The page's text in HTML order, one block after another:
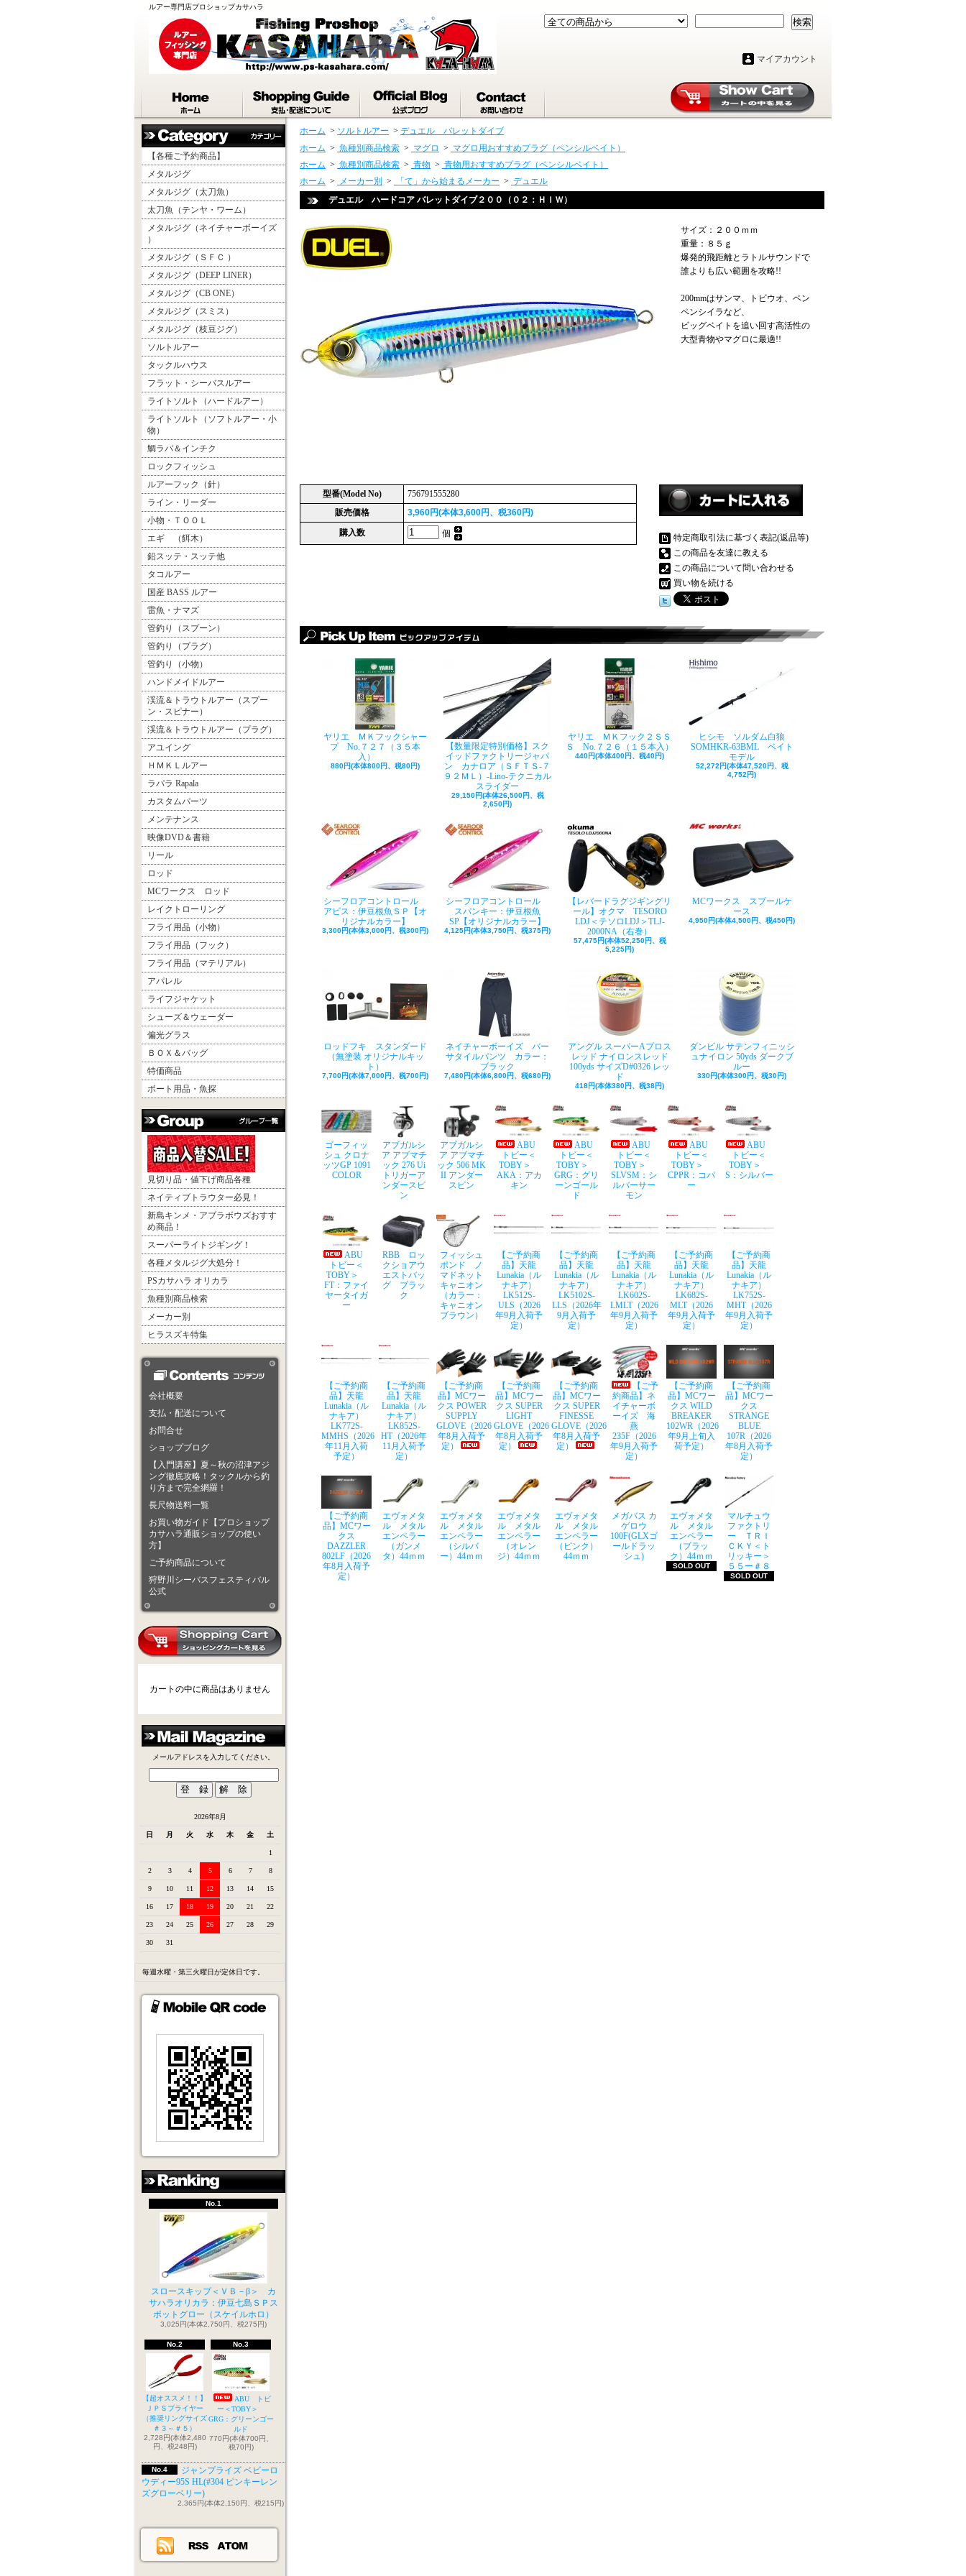
ルアー専門店プロショップカサハラ
検索
マイアカウント
【各種ご予約商品】
メタルジグ
メタルジグ（太刀魚）
太刀魚（テンヤ・ワーム）
メタルジグ（ネイチャーボーイズ
）
メタルジグ（ＳＦＣ ）
メタルジグ（DEEP LINER）
メタルジグ（CB ONE）
メタルジグ（スミス）
メタルジグ（枝豆ジグ）
ソルトルアー
タックルハウス
フラット・シーバスルアー
ライトソルト（ハードルアー）
ライトソルト（ソフトルアー・小
物）
鯛ラバ＆インチク
ロックフィッシュ
ルアーフック（針）
ライン・リーダー
小物・ＴＯＯＬ
エギ （餌木）
鉛スッテ・スッテ他
タコルアー
国産 BASS ルアー
雷魚・ナマズ
管釣り（スプーン）
管釣り（プラグ）
管釣り（小物）
ハンドメイドルアー
渓流＆トラウトルアー（スプー
ン・スピナー）
渓流＆トラウトルアー（プラグ）
アユイング
ＨＭＫＬルアー
ラパラ Rapala
カスタムパーツ
メンテナンス
映像DVD＆書籍
リール
ロッド
MCワークス ロッド
レイクトローリング
フライ用品（小物）
フライ用品（フック）
フライ用品（マテリアル）
アパレル
ライフジャケット
シューズ＆ウェーダー
偏光グラス
ＢＯＸ＆バッグ
特価商品
ボート用品・魚探
見切り品・値下げ商品各種
ネイティブトラウター必見！
新島キンメ・アブラボウズおすす
め商品！
スーパーライトジギング！
各種メタルジグ大処分！
PSカサハラ オリカラ
魚種別商品検索
メーカー別
ヒラスズキ特集
会社概要
支払・配送について
お問合せ
ショップブログ
【入門講座】夏～秋の沼津アジ
ング徹底攻略！タックルから釣
り方まで完全網羅！
長尺物送料一覧
お買い物ガイド【プロショップ
カサハラ通販ショップの使い
方】
ご予約商品について
狩野川シーバスフェスティバル
公式
カートの中に商品はありません
メールアドレスを入力してください。
2026年8月
日 月 火 水 木 金 土
1
2 3 4 5 6 7 8
9 10 11 12 13 14 15
16 17 18 19 20 21 22
23 24 25 26 27 28 29
30 31
毎週水曜・第三火曜日が定休日です。
No.1
スロースキップ＜ＶＢ－β＞ カ
サハラオリカラ：伊豆七島ＳＰス
ポットグロー（スケイルホロ）
3,025円(本体2,750円、税275円)
No.2
【超オススメ！！】
ＪＰＳプライヤー
（推奨リングサイズ
＃３～＃５）
2,728円(本体2,480
円、税248円)
No.3
ABU トビ
ー＜TOBY＞
GRG：グリーンゴー
ルド
770円(本体700円、
税70円)
No.4
ジャンプライズ ベビーロ
ウディー95S HL(#304 ピンキーレン
ズグローベリー)
2,365円(本体2,150円、税215円)
ホーム > ソルトルアー > デュエル バレットダイブ
ホーム > 魚種別商品検索 > マグロ > マグロ用おすすめプラグ（ペンシルベイト）
ホーム > 魚種別商品検索 > 青物 > 青物用おすすめプラグ（ペンシルベイト）
ホーム > メーカー別 > 「て」から始まるメーカー > デュエル
デュエル ハードコア バレットダイブ２００（０２：ＨＩＷ）
サイズ：２００ｍｍ
重量：８５ｇ
爆発的飛距離とラトルサウンドで
誰よりも広い範囲を攻略!!
200mmはサンマ、トビウオ、ペン
ペンシイラなど、
ビッグベイトを追い回す高活性の
大型青物やマグロに最適!!
型番(Model No)
756791555280
販売価格
3,960円(本体3,600円、税360円)
購入数
個
特定商取引法に基づく表記(返品等)
この商品を友達に教える
この商品について問い合わせる
買い物を続ける
ヤリエ ＭＫフックシャー
プ No.７２７（３５本
入）
880円(本体800円、税80円)
【数量限定特別価格】スク
イッドファクトリージャパ
ン カナロア（ＳＦＴＳ-７
９２ＭＬ）-Lino-テクニカル
スライダー
29,150円(本体26,500円、税
2,650円)
ヤリエ ＭＫフック２ＳＳ
Ｓ No.７２６（１５本入）
440円(本体400円、税40円)
ヒシモ ソルダム白狼
SOMHKR-63BML ベイト
モデル
52,272円(本体47,520円、税
4,752円)
シーフロアコントロール
アビス：伊豆根魚ＳＰ【オ
リジナルカラー】
3,300円(本体3,000円、税300円)
シーフロアコントロール
スパンキー：伊豆根魚
SP【オリジナルカラー】
4,125円(本体3,750円、税375円)
【レバードラグジギングリ
ール】オクマ TESORO
LDJ＜テソロLDJ＞TLJ-
2000NA（右巻）
57,475円(本体52,250円、税
5,225円)
MCワークス スプールケ
ース
4,950円(本体4,500円、税450円)
ロッドフキ スタンダード
（無塗装 オリジナルキッ
ト）
7,700円(本体7,000円、税700円)
ネイチャーボーイズ バー
サタイルパンツ カラー：
ブラック
7,480円(本体6,800円、税680円)
アングル スーパーAプロス
レッド ナイロンスレッド
100yds サイズD#0326 レッ
ド
418円(本体380円、税38円)
ダンビル サテンフィニッシ
ュナイロン 50yds ダークブ
ルー
330円(本体300円、税30円)
ゴーフィッ
シュ クロナ
ッツGP 1091
COLOR
アブガルシ
ア アブマチ
ック 276 Ui
トリガーア
ンダースピ
ン
アブガルシ
ア アブマチ
ック 506 MK
II アンダー
スピン
ABU
トビー＜
TOBY＞
AKA：アカ
キン
ABU
トビー＜
TOBY＞
GRG：グリ
ーンゴール
ド
ABU
トビー＜
TOBY＞
SLVSM：シ
ルバーサー
モン
ABU
トビー＜
TOBY＞
CPPR：コパ
ー
ABU
トビー＜
TOBY＞
S：シルバー
ABU
トビー＜
TOBY＞
FT：ファイ
ヤータイガ
ー
RBB ロッ
クショアウ
エストバッ
グ ブラッ
ク
フィッシュ
ポンド ノ
マドネット
キャニオン
（カラー：
キャニオン
ブラウン）
【ご予約商
品】天龍
Lunakia（ル
ナキア）
LK512S-
ULS（2026
年9月入荷予
定）
【ご予約商
品】天龍
Lunakia（ル
ナキア）
LK5102S-
LLS（2026年
9月入荷予
定）
【ご予約商
品】天龍
Lunakia（ル
ナキア）
LK602S-
LMLT（2026
年9月入荷予
定）
【ご予約商
品】天龍
Lunakia（ル
ナキア）
LK682S-
MLT（2026
年9月入荷予
定）
【ご予約商
品】天龍
Lunakia（ル
ナキア）
LK752S-
MHT（2026
年9月入荷予
定）
【ご予約商
品】天龍
Lunakia（ル
ナキア）
LK772S-
MMHS（2026
年11月入荷
予定）
【ご予約商
品】天龍
Lunakia（ル
ナキア）
LK852S-
HT（2026年
11月入荷予
定）
【ご予約商
品】MCワー
クス POWER
SUPPLY
GLOVE（2026
年8月入荷予
定）
【ご予約商
品】MCワー
クス SUPER
LIGHT
GLOVE（2026
年8月入荷予
定）
【ご予約商
品】MCワー
クス SUPER
FINESSE
GLOVE（2026
年8月入荷予
定）
【ご予
約商品】ネ
イチャーボ
ーイズ 海
燕
235F（2026
年9月入荷予
定）
【ご予約商
品】MCワー
クス WILD
BREAKER
102WR（2026
年9月上旬入
荷予定）
【ご予約商
品】MCワー
クス
STRANGE
BLUE
107R（2026
年8月入荷予
定）
【ご予約商
品】MCワー
クス
DAZZLER
802LF（2026
年8月入荷予
定）
エヴォメタ
ル メタル
エンペラー
（ガンメ
タ）44ｍｍ
エヴォメタ
ル メタル
エンペラー
（シルバ
ー）44ｍｍ
エヴォメタ
ル メタル
エンペラー
（オレン
ジ）44ｍｍ
エヴォメタ
ル メタル
エンペラー
（ピンク）
44ｍｍ
メガバス カ
ゲロウ
100F(GLXゴ
ールドラッ
シュ)
エヴォメタ
ル メタル
エンペラー
（ブラッ
ク）44ｍｍ
SOLD OUT
マルチュウ
ファクトリ
ー ＴＲＩ
ＣＫＹ＜ト
リッキー＞
５５ー＃８
SOLD OUT